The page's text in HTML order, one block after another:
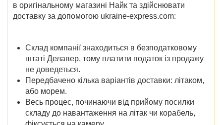
в оригінальному магазині Найк та здійснювати
доставку за допомогою ukraine-express.com:
Склад компанії знаходиться в безподатковому
штаті Делавер, тому платити податок із продажу
не доведеться.
Передбачено кілька варіантів доставки: літаком,
або морем.
Весь процес, починаючи від прийому посилки
складу до навантаження на літак чи корабель,